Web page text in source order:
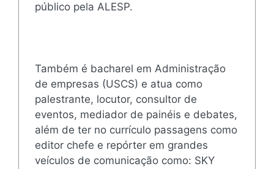
público pela ALESP.
Também é bacharel em Administração
de empresas (USCS) e atua como
palestrante, locutor, consultor de
eventos, mediador de painéis e debates,
além de ter no currículo passagens como
editor chefe e repórter em grandes
veículos de comunicação como: SKY